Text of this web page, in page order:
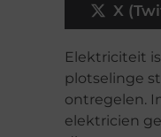
X
Elektriciteit
plotselinge
ontregelen.
elektricien